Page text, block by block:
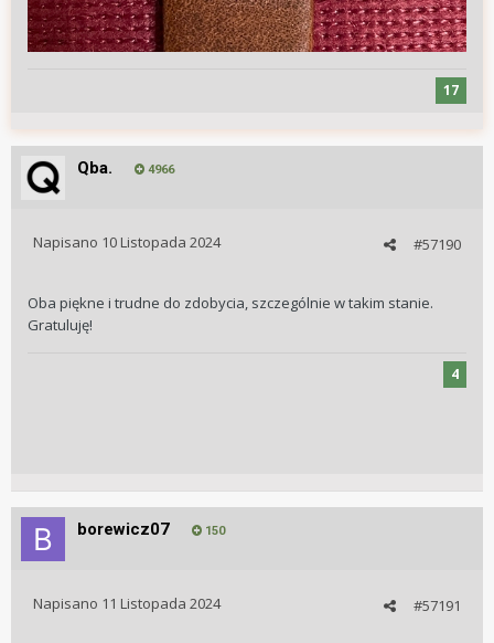
17
Qba. 4966
#57190
Napisano 10 Listopada 2024
Oba piękne i trudne do zdobycia, szczególnie w takim stanie.
Gratuluję!
4
borewicz07 150
#57191
Napisano 11 Listopada 2024